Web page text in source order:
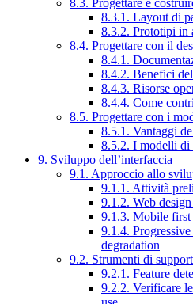
8.3. Progettare e
8.3.1. Layout di
8.3.2. Prototipi in
8.4. Progettare con il
8.4.1.
8.4.2. Benefici
8.4.3. Risorse
8.4.4. Come
8.5. Progettare con i
8.5.1. Vantaggi
8.5.2. I modelli di
9. Sviluppo dell’interfaccia
9.1. Approccio allo
9.1.1. Attività
9.1.2. Web
9.1.3. Mobile first
9.1.4.
degradation
9.2. Strumenti di
9.2.1. Feature
9.2.2. Verificare